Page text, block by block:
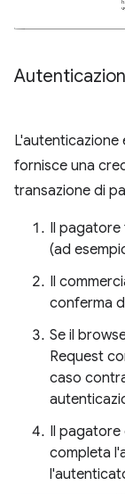
fornisce una
transazione di
Il pagatore
(ad
Il
conferma
Se il
Request
caso
Il pagatore
completa